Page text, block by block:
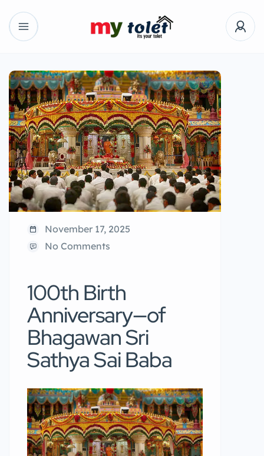
November 17, 2025
No Comments
100th Birth
Anniversary—of
Bhagawan Sri
Sathya Sai Baba